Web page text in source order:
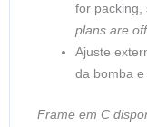
for packing,
plans are
Ajuste
da bomba
Frame em C